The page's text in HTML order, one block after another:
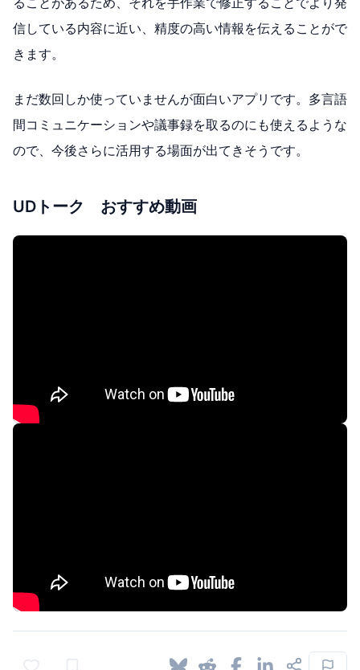
信している内容に近い、精度の高い情報を伝えることがで
きます。
まだ数回しか使っていませんが面白いアプリです。多言語
間コミュニケーションや議事録を取るのにも使えるような
ので、今後さらに活用する場面が出てきそうです。
UDトーク おすすめ動画